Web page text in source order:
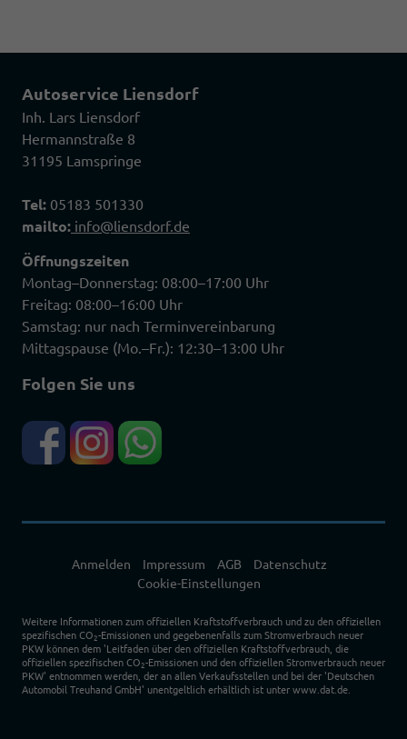
Autoservice Liensdorf
Inh. Lars Liensdorf
Hermannstraße 8
31195 Lamspringe
Tel: 05183 501330
mailto: info@liensdorf.de
Öffnungszeiten
Montag–Donnerstag: 08:00–17:00 Uhr
Freitag: 08:00–16:00 Uhr
Samstag: nur nach Terminvereinbarung
Mittagspause (Mo.–Fr.): 12:30–13:00 Uhr
Folgen Sie uns
Anmelden Impressum AGB
Datenschutz
Cookie-Einstellungen
Weitere Informationen zum offiziellen Kraftstoffverbrauch und zu den offiziellen
spezifischen CO2-Emissionen und gegebenenfalls zum Stromverbrauch neuer
PKW können dem 'Leitfaden über den offiziellen Kraftstoffverbrauch, die
offiziellen spezifischen CO2-Emissionen und den offiziellen Stromverbrauch neuer
PKW' entnommen werden, der an allen Verkaufsstellen und bei der 'Deutschen
Automobil Treuhand GmbH' unentgeltlich erhältlich ist unter www.dat.de.